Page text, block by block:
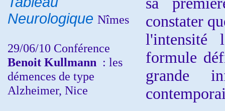
Neurologique Nîmes
29/06/10 Conférence
Benoit Kullmann : les
démences de type
Alzheimer, Nice
constater
formule
grande